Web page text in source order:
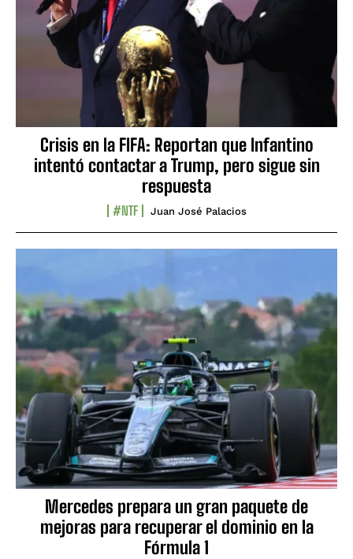
Crisis en la FIFA: Reportan que Infantino
intentó contactar a Trump, pero sigue sin
respuesta
#NTF Juan José Palacios
Mercedes prepara un gran paquete de
mejoras para recuperar el dominio en la
Fórmula 1